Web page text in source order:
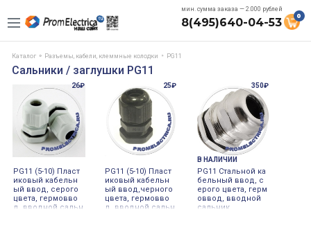
мин. сумма заказа — 2.000 рублей
8(495)640-04-53 0
Каталог Разъемы, кабели, клеммные колодки PG11
Сальники / заглушки PG11
26₽
PG11 (5-10) Пласт
иковый кабельн
ый ввод, серого
цвета, гермовво
д, вводной сальн
25₽
PG11 (5-10) Пласт
иковый кабельн
ый ввод,черного
цвета, гермовво
д, вводной сальн
350₽
В НАЛИЧИИ
PG11 Стальной ка
бельный ввод, с
ерого цвета, герм
оввод, вводной
сальник